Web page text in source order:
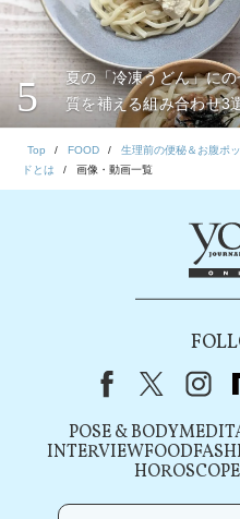
5
夏の「冷凍うどん」に
質を補える組み合わせ3
Top FOOD
生理前の便秘＆お腹ポ
ドとは
画像・動画一覧
FacebookX（旧
POSE & BODY
INTERVIEWFOOD
HOROSCOPE